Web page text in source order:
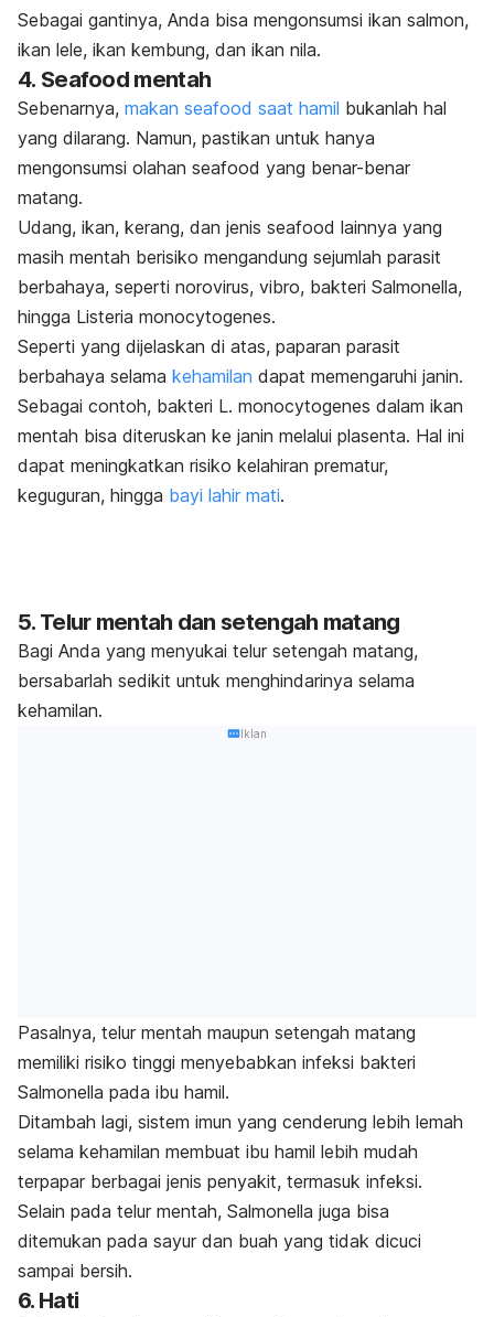
Sebagai gantinya, Anda bisa mengonsumsi ikan salmon,
ikan lele, ikan kembung, dan ikan nila.
4. Seafood mentah
Sebenarnya, makan seafood saat hamil bukanlah hal
yang dilarang. Namun, pastikan untuk hanya
mengonsumsi olahan seafood yang benar-benar
matang.
Udang, ikan, kerang, dan jenis seafood lainnya yang
masih mentah berisiko mengandung sejumlah parasit
berbahaya, seperti norovirus, vibro, bakteri Salmonella,
hingga Listeria monocytogenes.
Seperti yang dijelaskan di atas, paparan parasit
berbahaya selama kehamilan dapat memengaruhi janin.
Sebagai contoh, bakteri L. monocytogenes dalam ikan
mentah bisa diteruskan ke janin melalui plasenta. Hal ini
dapat meningkatkan risiko kelahiran prematur,
keguguran, hingga bayi lahir mati.
5. Telur mentah dan setengah matang
Bagi Anda yang menyukai telur setengah matang,
bersabarlah sedikit untuk menghindarinya selama
kehamilan.
Iklan
Pasalnya, telur mentah maupun setengah matang
memiliki risiko tinggi menyebabkan infeksi bakteri
Salmonella pada ibu hamil.
Ditambah lagi, sistem imun yang cenderung lebih lemah
selama kehamilan membuat ibu hamil lebih mudah
terpapar berbagai jenis penyakit, termasuk infeksi.
Selain pada telur mentah, Salmonella juga bisa
ditemukan pada sayur dan buah yang tidak dicuci
sampai bersih.
6. Hati